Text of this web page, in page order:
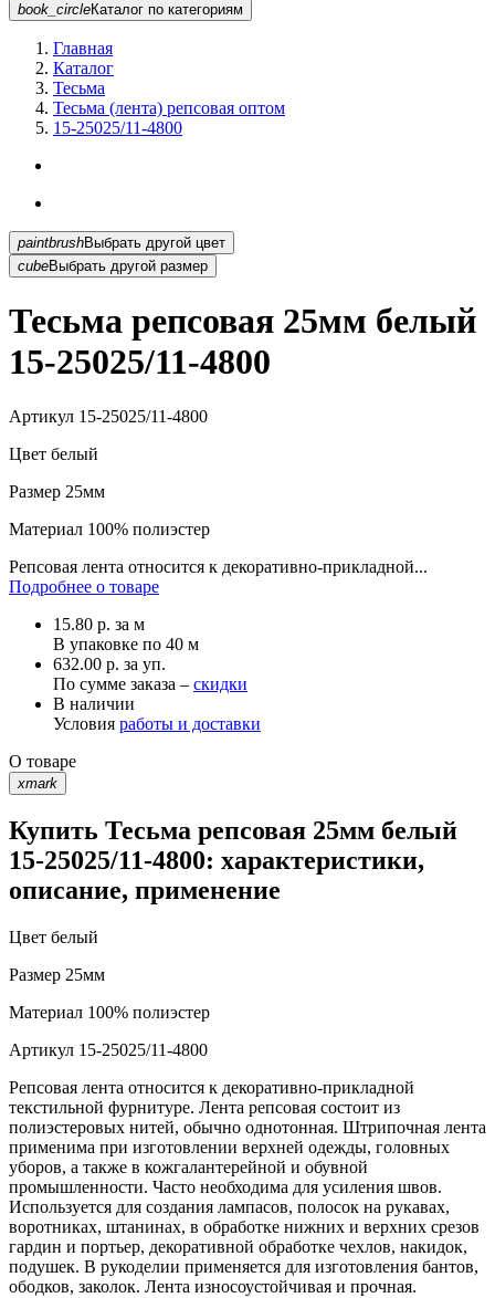
book_circleКаталог по категориям
Главная
Каталог
Тесьма
Тесьма (лента) репсовая оптом
15-25025/11-4800
paintbrush
Выбрать другой цвет
cubeВыбрать другой размер
Тесьма репсовая 25мм белый
15-25025/11-4800
Артикул 15-25025/11-4800
Цвет белый
Размер 25мм
Материал 100% полиэстер
Репсовая лента относится к декоративно-прикладной...
Подробнее о товаре
15.80 р. за м
В упаковке по 40 м
632.00 р. за уп.
По сумме заказа – скидки
В наличии
Условия работы и доставки
О товаре
xmark
Купить Тесьма репсовая 25мм белый
15-25025/11-4800: характеристики,
описание, применение
Цвет белый
Размер 25мм
Материал 100% полиэстер
Артикул 15-25025/11-4800
Репсовая лента относится к декоративно-прикладной
текстильной фурнитуре. Лента репсовая состоит из
полиэстеровых нитей, обычно однотонная. Штрипочная лента
применима при изготовлении верхней одежды, головных
уборов, а также в кожгалантерейной и обувной
промышленности. Часто необходима для усиления швов.
Используется для создания лампасов, полосок на рукавах,
воротниках, штанинах, в обработке нижних и верхних срезов
гардин и портьер, декоративной обработке чехлов, накидок,
подушек. В рукоделии применяется для изготовления бантов,
ободков, заколок. Лента износоустойчивая и прочная.